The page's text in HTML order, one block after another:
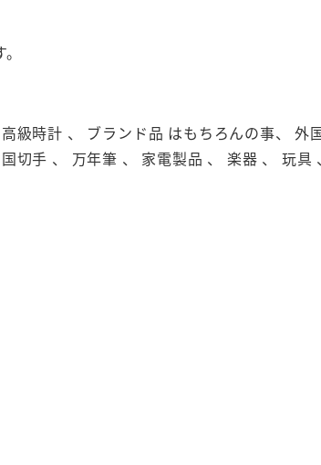
級時計 、 ブランド品 はもちろんの事、
切手 、 万年筆 、 家電製品 、 楽器 、 玩